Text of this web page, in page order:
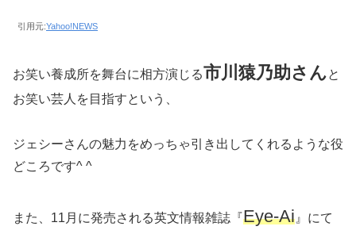
引用元:Yahoo!NEWS
お笑い養成所を舞台に相方演じる市川猿乃助さんと
お笑い芸人を目指すという、
ジェシーさんの魅力をめっちゃ引き出してくれるような役
どころです^ ^
また、11月に発売される英文情報雑誌『Eye-Ai 』にて